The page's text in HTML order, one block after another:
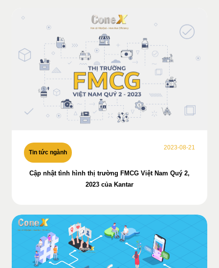
Tin tức ngành
2023-08-21
Cập nhật tình hình thị trường FMCG Việt Nam Quý 2,
2023 của Kantar